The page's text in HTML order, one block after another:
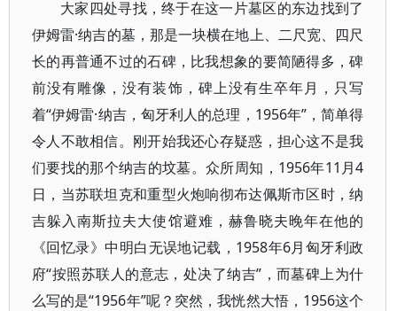
大家四处寻找，终于在这一片墓区的东边找到了
伊姆雷·纳吉的墓，那是一块横在地上、二尺宽、四尺
长的再普通不过的石碑，比我想象的要简陋得多，碑
前没有雕像，没有装饰，碑上没有生卒年月，只写
着“伊姆雷·纳吉，匈牙利人的总理，1956年”，简单得
令人不敢相信。刚开始我还心存疑惑，担心这不是我
们要找的那个纳吉的坟墓。众所周知，1956年11月4
日，当苏联坦克和重型火炮响彻布达佩斯市区时，纳
吉躲入南斯拉夫大使馆避难，赫鲁晓夫晚年在他的
《回忆录》中明白无误地记载，1958年6月匈牙利政
府“按照苏联人的意志，处决了纳吉”，而墓碑上为什
么写的是“1956年”呢？突然，我恍然大悟，1956这个